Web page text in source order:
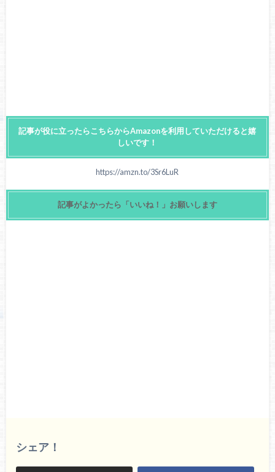
記事が役に立ったらこちらからAmazonを利用していただけると嬉
しいです！
https://amzn.to/3Sr6LuR
記事がよかったら「いいね！」お願いします
シェア！